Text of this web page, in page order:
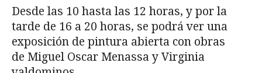
Desde las 10 hasta las 12 horas, y por la
tarde de 16 a 20 horas, se podrá ver una
exposición de pintura abierta con obras
de Miguel Oscar Menassa y Virginia